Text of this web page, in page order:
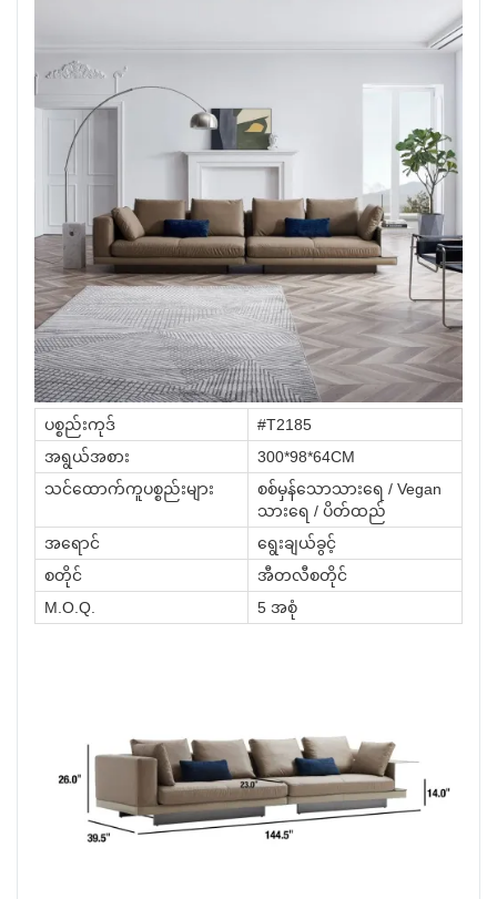
ပစ္စည်းကုဒ်
#T2185
အရွယ်အစား
300*98*64CM
သင်ထောက်ကူပစ္စည်းများ
စစ်မှန်သောသားရေ / Vegan
သားရေ / ပိတ်ထည်
အရောင်
ရွေးချယ်ခွင့်
စတိုင်
အီတလီစတိုင်
M.O.Q.
5 အစုံ